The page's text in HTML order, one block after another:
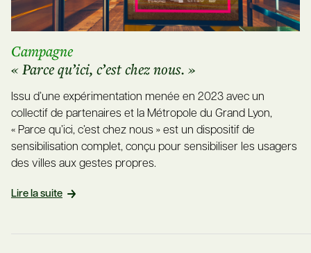
Campagne
« Parce qu’ici, c’est chez nous. »
Issu d’une expérimentation menée en 2023 avec un
collectif de partenaires et la Métropole du Grand Lyon,
« Parce qu’ici, c’est chez nous » est un dispositif de
sensibilisation complet, conçu pour sensibiliser les usagers
des villes aux gestes propres.
Lire la suite